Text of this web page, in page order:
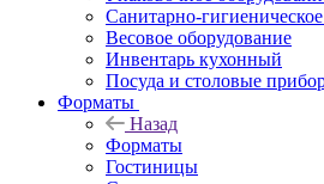
Санитарно-
Весовое оборудование
Инвентарь кухонный
Посуда и столовые
Форматы
Назад
Форматы
Гостиницы